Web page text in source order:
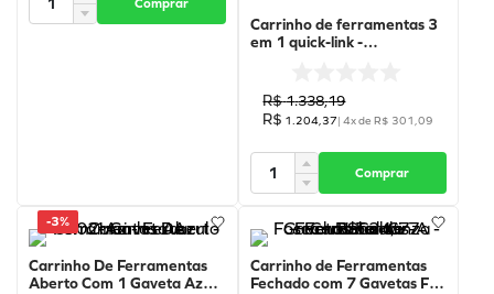
Carrinho de ferramentas 3
em 1 quick-link -
R$1.338,19
R$ 1.204,37|4x deR$ 301,09
Comprar
-3%
Carrinho De Ferramentas
Aberto Com 1 Gaveta Azul -
Carrinho de Ferramentas
Fechado com 7 Gavetas Full